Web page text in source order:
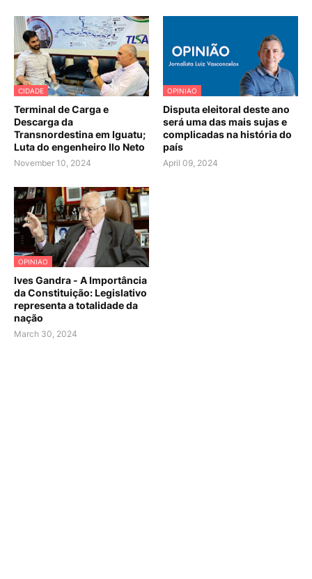
CIDADE
Terminal de Carga e
Descarga da
Transnordestina em Iguatu;
Luta do engenheiro Ilo Neto
November 10, 2024
OPINIAO
Disputa eleitoral deste ano
será uma das mais sujas e
complicadas na história do
país
April 09, 2024
OPINIAO
Ives Gandra - A Importância
da Constituição: Legislativo
representa a totalidade da
nação
March 30, 2024